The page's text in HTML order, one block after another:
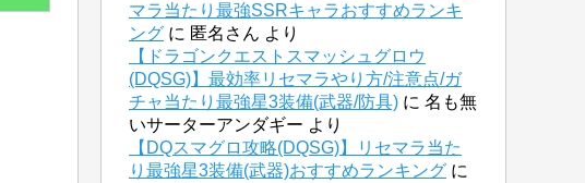
マラ当たり最強SSRキャラおすすめランキ
ング に 匿名さん より
【ドラゴンクエストスマッシュグロウ
(DQSG)】最効率リセマラやり方/注意点/ガ
チャ当たり最強星3装備(武器/防具) に 名も無
いサーターアンダギー より
【DQスマグロ攻略(DQSG)】リセマラ当た
り最強星3装備(武器)おすすめランキング に